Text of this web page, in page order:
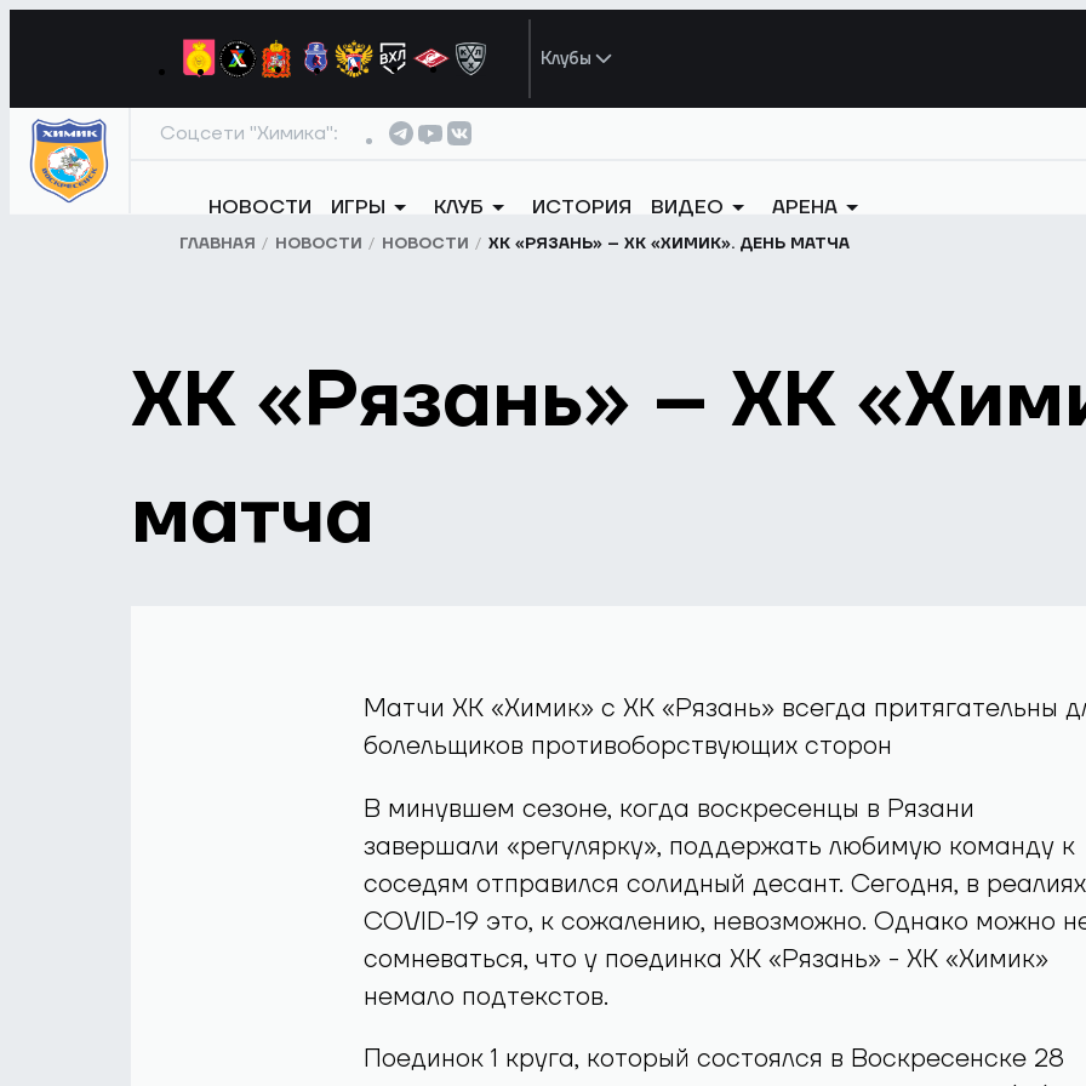
Клубы
Соцсети "Химика":
НОВОСТИ ИГРЫ КЛУБ ИСТОРИЯ ВИДЕО АРЕНА
ГЛАВНАЯ НОВОСТИ НОВОСТИ ХК «РЯЗАНЬ» – ХК «ХИМИК». ДЕНЬ МАТЧА
ХК «Рязань» – ХК
матча
Матчи ХК «Химик» с ХК «Рязань» всегда притягательны
болельщиков противоборствующих сторон
В минувшем сезоне, когда воскресенцы в Рязани
завершали «регулярку», поддержать любимую команду к
соседям отправился солидный десант. Сегодня, в реалиях
COVID-19 это, к сожалению, невозможно. Однако можно
сомневаться, что у поединка ХК «Рязань» - ХК «Химик»
немало подтекстов.
Поединок 1 круга, который состоялся в Воскресенске 28